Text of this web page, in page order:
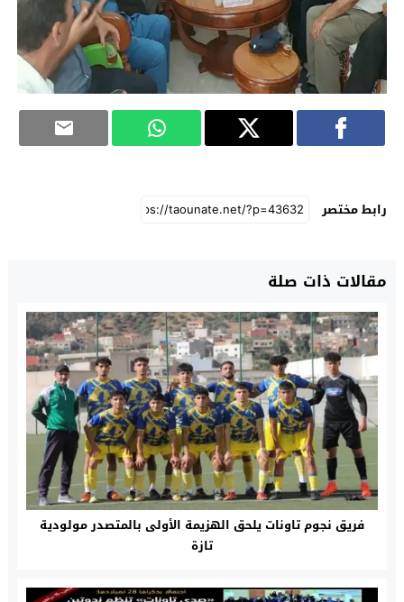
رابط مختصر
مقالات ذات صلة
فريق نجوم تاونات يلحق الهزيمة الأولى بالمتصدر مولودية
تازة